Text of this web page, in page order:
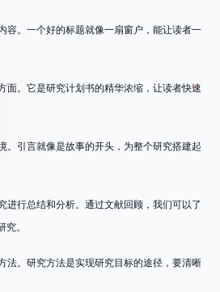
容。一个好的标题就像一扇窗户，能让读者一
面。它是研究计划书的精华浓缩，让读者快速
。引言就像是故事的开头，为整个研究搭建起
进行总结和分析。通过文献回顾，我们可以了
。
法。研究方法是实现研究目标的途径，要清晰